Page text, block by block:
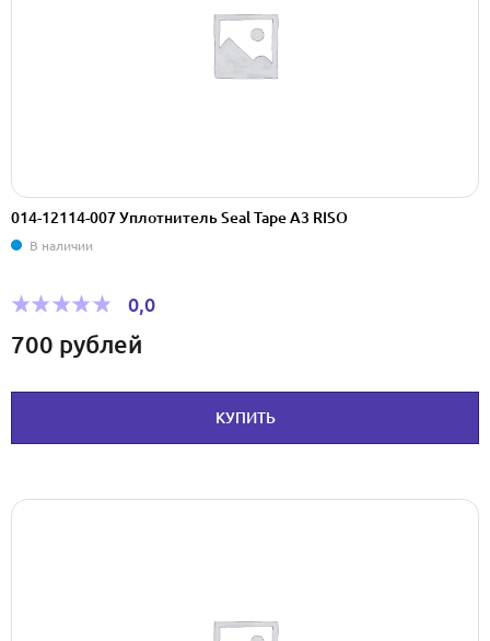
014-12114-007 Уплотнитель Seal Tape А3 RISO
В наличии
0,0
700 рублей
КУПИТЬ